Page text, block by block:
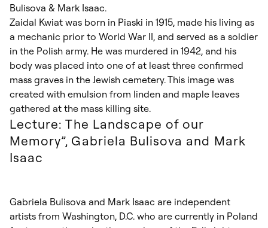
Bulisova & Mark Isaac.
Zaidal Kwiat was born in Piaski in 1915, made his living as
a mechanic prior to World War II, and served as a soldier
in the Polish army. He was murdered in 1942, and his
body was placed into one of at least three confirmed
mass graves in the Jewish cemetery. This image was
created with emulsion from linden and maple leaves
gathered at the mass killing site.
Lecture: The Landscape of our
Memory”, Gabriela Bulisova and Mark
Isaac
Gabriela Bulisova and Mark Isaac are independent
artists from Washington, D.C. who are currently in Poland